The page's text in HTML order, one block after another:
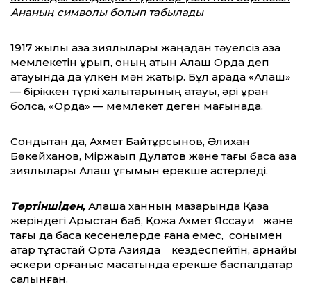
Ананың символы болып табылады
1917 жылы қазақ зиялылары жаңадан тәуелсіз қазақ
мемлекетін құрып, оның атын Алаш Орда деп
атауында да үлкен мән жатыр. Бұл арада «Алаш»
— біріккен түркі халықтарының атауы, әрі ұран
болса, «Орда» — мемлекет деген мағынада.
Сондықтан да, Ахмет Байтұрсынов, Әлихан
Бөкейханов, Міржақып Дулатов және тағы басқа қазақ
зиялылары Алаш ұғымын ерекше қастерледі.
Төртіншіден, Алаша ханның мазарында Қазақ
жеріндегі Арыстан баб, Қожа Ахмет Яссауи
және
тағы да басқа кесенелерде ғана емес, сонымен
қатар тұтастай Орта Азияда кездеспейтін, арнайы
әскери қорғаныс мақсатында ерекше баспалдақтар
салынған.